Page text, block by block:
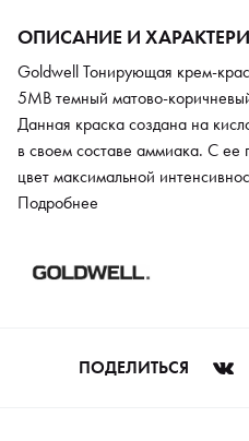
ОПИСАНИЕ И
Goldwell Тонирующая крем-
5MB темный матово-
Данная краска создана на
в своем составе аммиака. С
цвет максимальной
состав входит комплекс
50–75% в зависимости от
Подробнее
ПОДЕЛИТЬСЯ